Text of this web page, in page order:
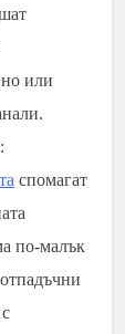
или
спомагат
по-малък